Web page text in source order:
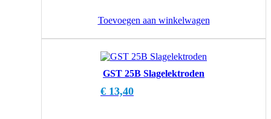
Toevoegen aan winkelwagen
GST 25B Slagelektroden
€ 13,40